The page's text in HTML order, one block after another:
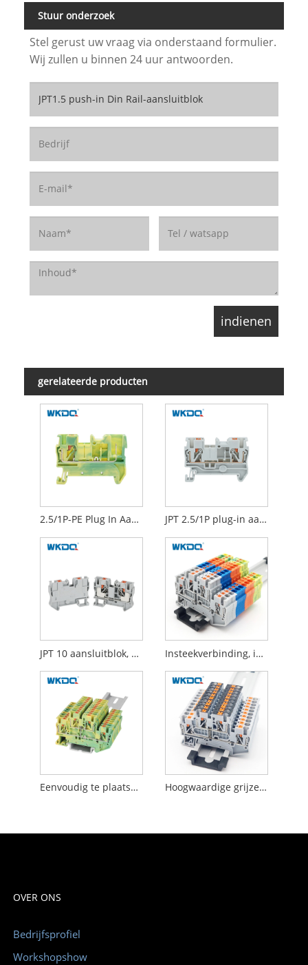
Stuur onderzoek
Stel gerust uw vraag via onderstaand formulier.
Wij zullen u binnen 24 uur antwoorden.
gerelateerde producten
2.5/1P-PE Plug In Aansluiting Aardaansluitblok Snelkoppeling voor zelfmontage JPT 2.5/1P plug-in aansluiting aansluitblok Snel CE-certificaat voor zelfmontage
JPT 10 aansluitblok, push-in-aansluiting, op DIN-rail gemonteerd, 10 mm Insteekverbinding, invoer via DIN-railgemonteerd aansluitblok IEC 60947-7-1 standaard
Eenvoudig te plaatsen elektrisch aansluitblok Geel en groen duurzaam draadconnectorblok Hoogwaardige grijze JPTTB 2,5-PV Push-in Universal Terminal Block Ce-gecertificeerd
OVER ONS
Bedrijfsprofiel
Workshopshow